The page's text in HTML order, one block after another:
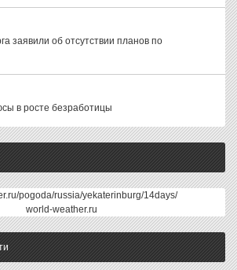
заявили об отсутствии планов по
в росте безработицы
pogoda/russia/yekaterinburg/14days/
world-weather.ru